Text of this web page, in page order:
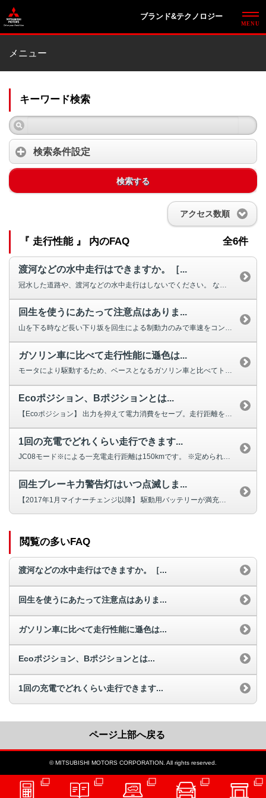
ブランド&テクノロジー
メニュー
キーワード検索
検索条件設定
検索する
アクセス数順
『 走行性能 』 内のFAQ 全6件
渡河などの水中走行はできますか。［...
回生を使うにあたって注意点はありま...
山を下る時など長い下り坂を回生による制動力のみで車速をコントロールしている...
ガソリン車に比べて走行性能に遜色は...
モータにより駆動するため、ベースとなるガソリン車と比べてトルクが大きく、加...
Ecoポジション、Bポジションとは...
【Ecoポジション】 出力を抑えて電力消費をセーブ。走行距離を意識した、...
1回の充電でどれくらい走行できます...
JC08モード※による一充電走行距離は150kmです。 ※定められた試験...
回生ブレーキ力警告灯はいつ点滅しま...
閲覧の多いFAQ
渡河などの水中走行はできますか。［...
回生を使うにあたって注意点はありま...
ガソリン車に比べて走行性能に遜色は...
Ecoポジション、Bポジションとは...
1回の充電でどれくらい走行できます...
ページ上部へ戻る
© MITSUBISHI MOTORS CORPORATION. All rights reserved.